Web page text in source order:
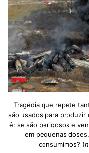
Tragédia que repete
são usados para
é: se são perigosos e
em pequenas
consumimos? (